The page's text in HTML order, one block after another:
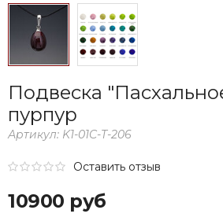
Подвеска
пурпур
Артикул: K1-01C-T-206
Оставить отзыв
10900 руб